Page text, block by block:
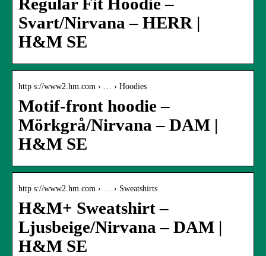
Regular Fit Hoodie –
Svart/Nirvana – HERR |
H&M SE
http s://www2.hm.com › … › Hoodies
Motif-front hoodie –
Mörkgrå/Nirvana – DAM |
H&M SE
http s://www2.hm.com › … › Sweatshirts
H&M+ Sweatshirt –
Ljusbeige/Nirvana – DAM |
H&M SE